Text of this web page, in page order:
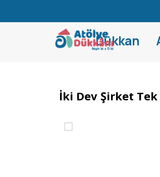
İki Dev Şirket
Dükkan